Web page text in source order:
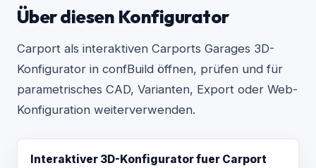
Über diesen Konfigurator
Carport als interaktiven Carports Garages 3D-
Konfigurator in confBuild öffnen, prüfen und für
parametrisches CAD, Varianten, Export oder Web-
Konfiguration weiterverwenden.
Interaktiver 3D-Konfigurator fuer Carport